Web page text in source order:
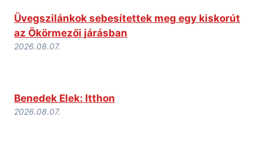
Üvegszilánkok sebesítettek meg egy kiskorút
az Ökörmezői járásban
2026.08.07.
Benedek Elek: Itthon
2026.08.07.